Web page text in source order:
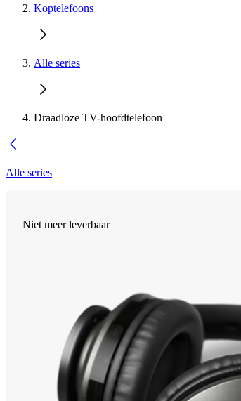
Koptelefoons
Alle series
Draadloze TV-hoofdtelefoon
Alle series
Niet meer leverbaar